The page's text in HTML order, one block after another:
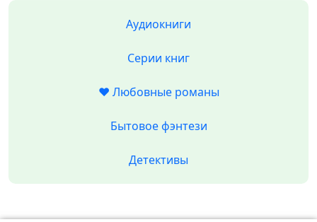
Аудиокниги
Серии книг
❤️ Любовные романы
Бытовое фэнтези
Детективы